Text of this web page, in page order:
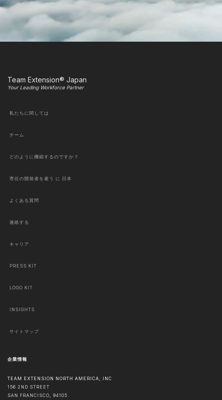
Team Extension® Japan
Your Leading Workforce Partner
私たちに関しては
チーム
どのように機能するのですか？
専任の開発者を雇う に 日本
よくある質問
連絡する
キャリア
PRESS KIT
LOGO KIT
INSIGHTS
サイトマップ
企業情報
TEAM EXTENSION NORTH AMERICA, INC
156 2ND STREET
SAN FRANCISCO, 94105